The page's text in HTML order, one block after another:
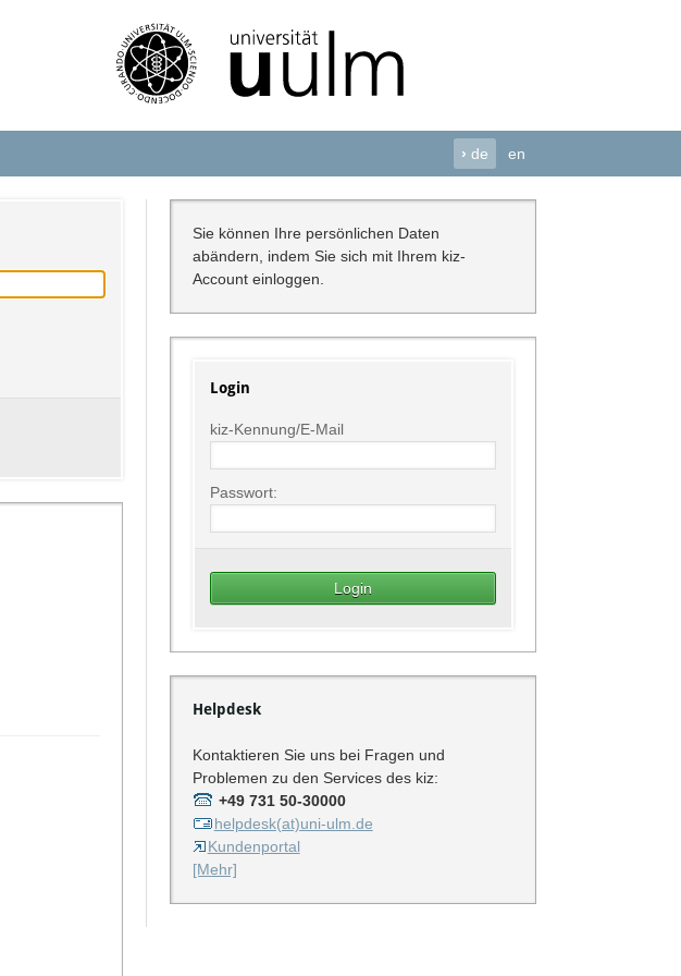
› de en
Sie können Ihre persönlichen Daten
abändern, indem Sie sich mit Ihrem kiz-
Account einloggen.
Login
kiz-Kennung/E-Mail
Passwort:
Helpdesk
Kontaktieren Sie uns bei Fragen und
Problemen zu den Services des kiz:
+49 731 50-30000
helpdesk(at)uni-ulm.de
Kundenportal
[Mehr]